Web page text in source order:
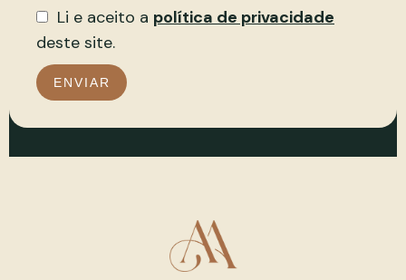
Li e aceito a política de privacidade
deste site.
ENVIAR